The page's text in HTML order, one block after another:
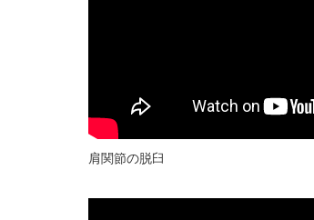
肩関節の脱臼